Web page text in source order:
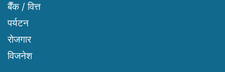
बैँक / वित्त
पर्यटन
रोजगार
विजनेश